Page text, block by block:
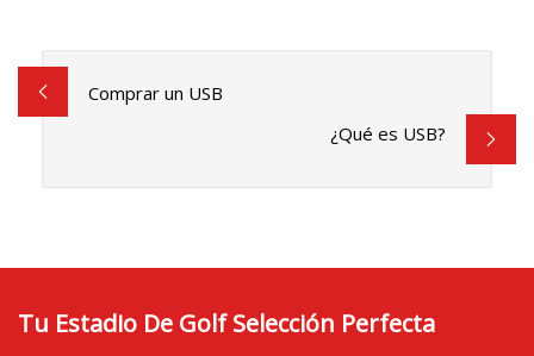
Comprar un USB
¿Qué es USB?
Tu Estadio De Golf Selección Perfecta